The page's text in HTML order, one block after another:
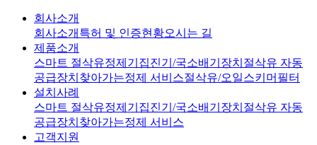
회사소개
회사소개 특허 및 인증현황오시는 길
제품소개
스마트 절삭유정제기 집진기/국소배기장치 절삭유 자동
공급장치 찾아가는정제 서비스절삭유/오일스키머 필터
설치사례
스마트 절삭유정제기 집진기/국소배기장치 절삭유 자동
공급장치 찾아가는정제 서비스
고객지원